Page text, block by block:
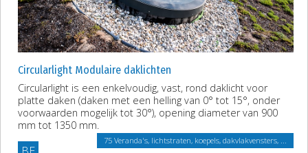
Circularlight Modulaire daklichten
Circularlight is een enkelvoudig, vast, rond daklicht voor
platte daken (daken met een helling van 0° tot 15°, onder
voorwaarden mogelijk tot 30°), opening diameter van 900
mm tot 1350 mm.
75 Veranda's, lichtstraten, koepels, dakvlakvensters, ...